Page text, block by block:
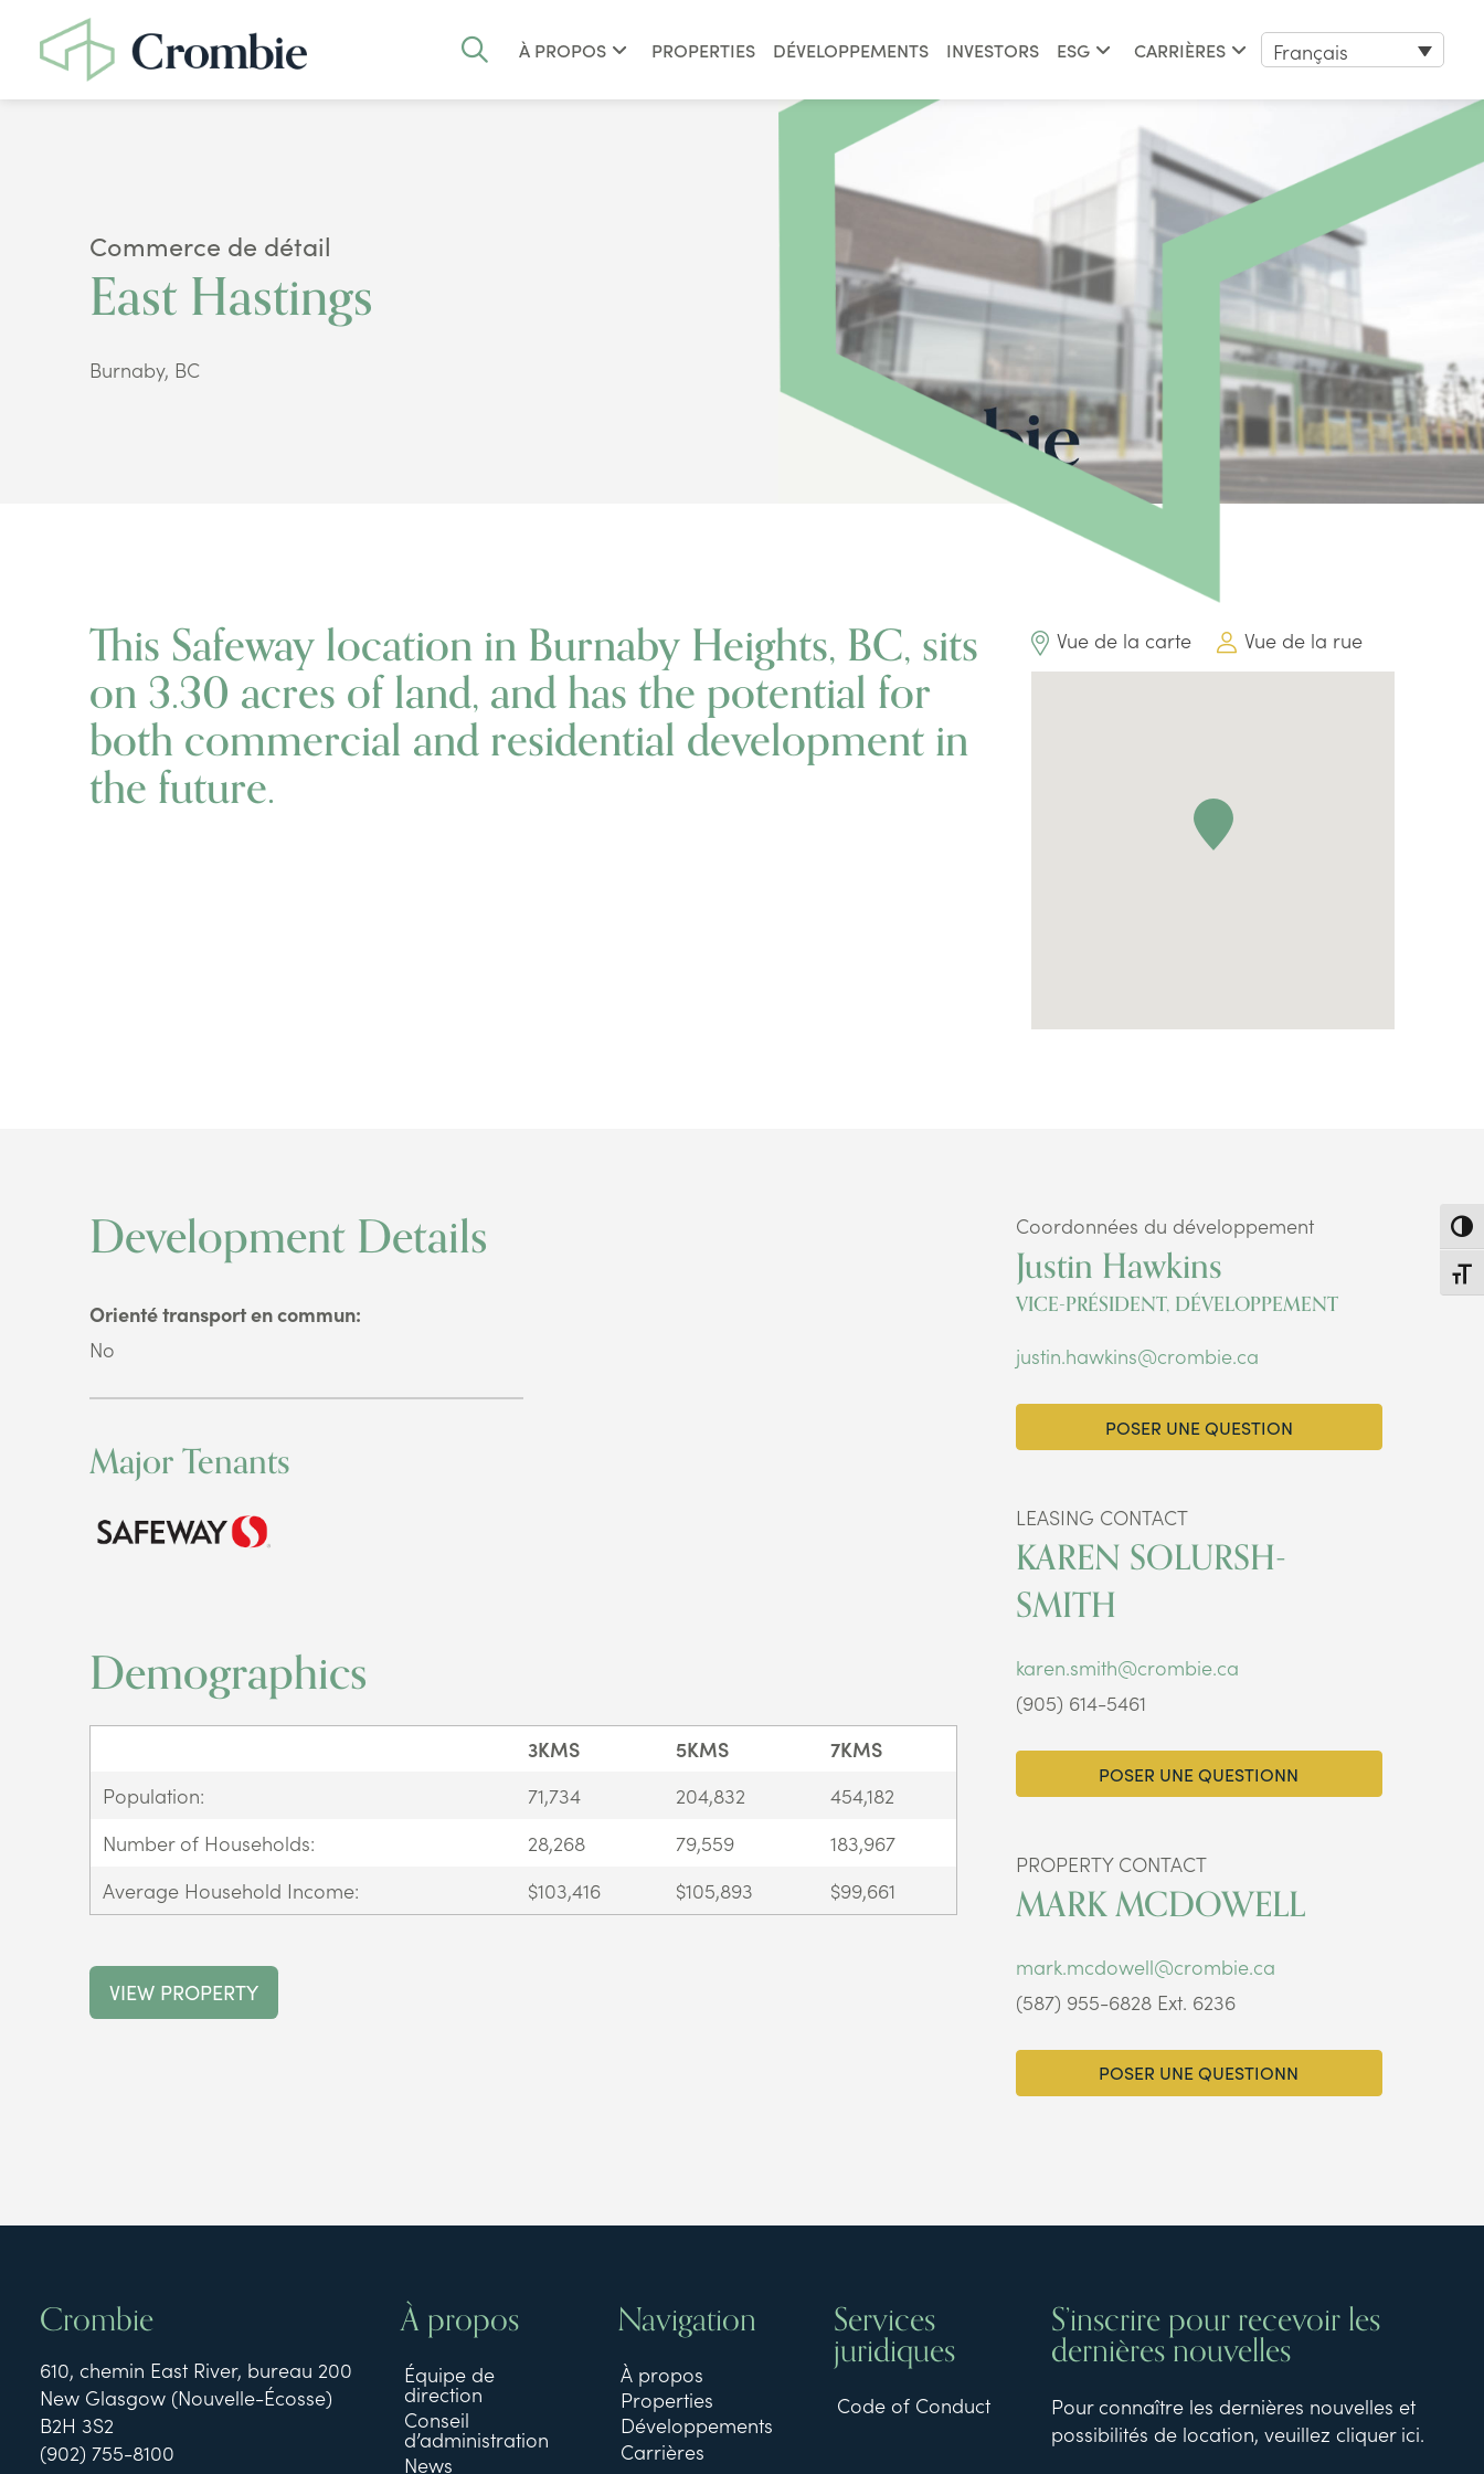
À PROPOS PROPERTIES DÉVELOPPEMENTS INVESTORS ESG CARRIÈRES Français
Commerce de détail
East Hastings
Burnaby, BC
This Safeway location in Burnaby Heights, BC, sits
on 3.30 acres of land, and has the potential for
both commercial and residential development in
the future.
Vue de la carte Vue de la rue
Development Details
Orienté transport en commun:
No
Major Tenants
Demographics
3KMS 5KMS
7KMS
Population:
71,734 204,832
454,182
Number of Households:
28,268 79,559
183,967
Average Household Income:
$103,416 $105,893 $99,661
VIEW PROPERTY
Coordonnées du développement
Justin Hawkins
VICE-PRÉSIDENT, DÉVELOPPEMENT
justin.hawkins@crombie.ca
POSER UNE QUESTION
LEASING CONTACT
KAREN SOLURSH-
SMITH
karen.smith@crombie.ca
(905) 614-5461
POSER UNE QUESTIONN
PROPERTY CONTACT
MARK MCDOWELL
mark.mcdowell@crombie.ca
(587) 955-6828 Ext. 6236
POSER UNE QUESTIONN
Crombie
610, chemin East River, bureau 200
New Glasgow (Nouvelle-Écosse)
B2H 3S2
(902) 755-8100
À propos
Équipe de
direction
Conseil
d’administration
News
Navigation
À propos
Properties
Développements
Carrières
Services
juridiques
Code of Conduct
S’inscrire pour recevoir les
dernières nouvelles
Pour connaître les dernières nouvelles et
possibilités de location, veuillez cliquer ici.